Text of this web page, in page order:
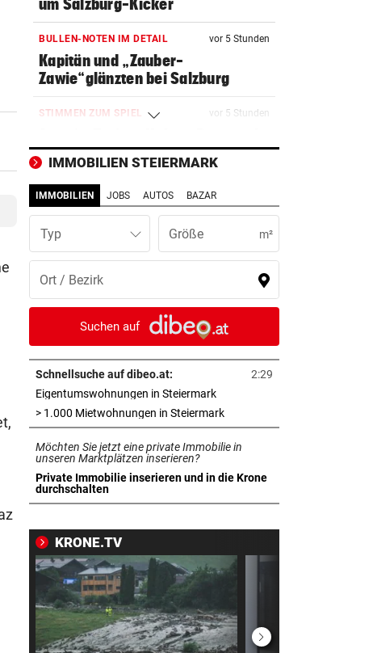
um Salzburg-Kicker
BULLEN-NOTEN IM DETAIL vor 5 Stunden
Kapitän und „Zauber-
Zawie“glänzten bei Salzburg
STIMMEN ZUM SPIEL vor 5 Stunden
uns besser!“
KUNDENDATEN BETROFFEN
Cyberangriff auf Wiener
Schmuckhändler Frey Wille
EUROPA-LEAGUE-QUALI vor 6 Stunden
Joker Tabakovic führt Salzburg zu
Last-Minute-Sieg
PALÄSTINENSER GETÖTET vor 6 Stunden
Erste Anklage gegen Israeli seit
Gaza-Krieg
STIMMEN ZUM SPIEL vor 6 Stunden
Sportboss Katzer: „Fahren
superhappy nach Hause“
ORKAN, KEIN STROM & CO vor 6 Stunden
Skurrilitäten in der Red Bull Arena
WASSERSPRINGEN vor 7 Stunden
Knoll bei EM Achter vom Turm ++
Lotfi auf Rang 12!
SCHON NÄCHSTE SAISON vor 7 Stunden
IMMOBILIEN STEIERMARK
IMMOBILIEN JOBS AUTOS BAZAR
Typ m²
Suchen auf
Schnellsuche auf dibeo.at:
2:29
Eigentumswohnungen in Steiermarkin neuem Tab öffnen
> 1.000 Mietwohnungen in Steiermarkin neuem Tab öffnen
Möchten Sie jetzt eine private Immobilie in
unseren Marktplätzen inserieren?
Private Immobilie inserieren und in die Krone
durchschalten
in neuem Tab öffnen
KRONE.TV